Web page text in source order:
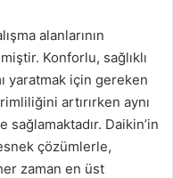
alanlarının
Konforlu, sağlıklı
yaratmak için gereken
artırırken aynı
sağlamaktadır. Daikin’in
çözümlerle,
zaman en üst